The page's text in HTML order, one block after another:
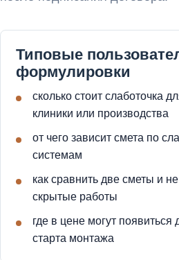
Типовые
формулировки
сколько стоит слаботочка
клиники или производства
от чего зависит смета по
системам
как сравнить две сметы и
скрытые работы
где в цене могут появиться
старта монтажа